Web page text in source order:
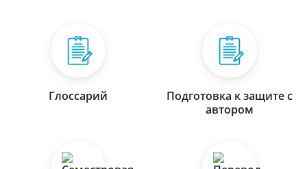
Глоссарий
Подготовка к защите с
автором